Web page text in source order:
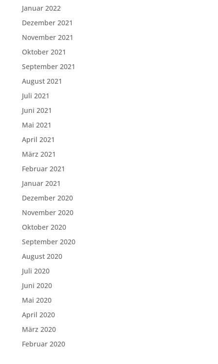
Januar 2022
Dezember 2021
November 2021
Oktober 2021
September 2021
August 2021
Juli 2021
Juni 2021
Mai 2021
April 2021
März 2021
Februar 2021
Januar 2021
Dezember 2020
November 2020
Oktober 2020
September 2020
August 2020
Juli 2020
Juni 2020
Mai 2020
April 2020
März 2020
Februar 2020